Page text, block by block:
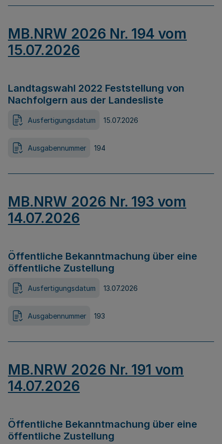
MB.NRW 2026 Nr. 194 vom
15.07.2026
Landtagswahl 2022 Feststellung von
Nachfolgern aus der Landesliste
Ausfertigungsdatum 15.07.2026
Ausgabennummer 194
MB.NRW 2026 Nr. 193 vom
14.07.2026
Öffentliche Bekanntmachung über eine
öffentliche Zustellung
Ausfertigungsdatum 13.07.2026
Ausgabennummer 193
MB.NRW 2026 Nr. 191 vom
14.07.2026
Öffentliche Bekanntmachung über eine
öffentliche Zustellung